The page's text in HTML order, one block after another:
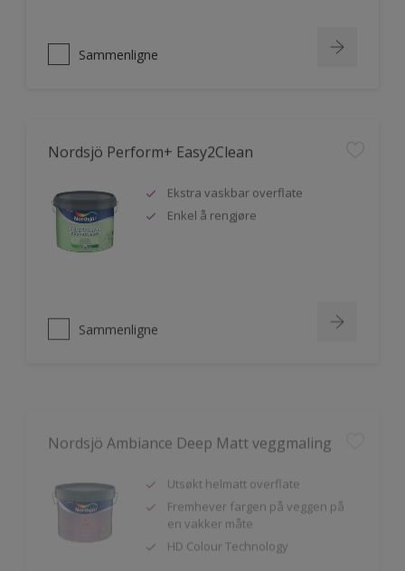
Sammenligne
Nordsjö Perform+ Easy2Clean
Enkel å rengjøre
Utsøkt helmatt overflate
en vakker måte
HD Colour Technology